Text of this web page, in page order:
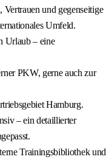
und gegenseitige
Umfeld.
Urlaub – eine
PKW, gerne auch zur
Hamburg.
– ein detaillierter
Trainingsbibliothek und